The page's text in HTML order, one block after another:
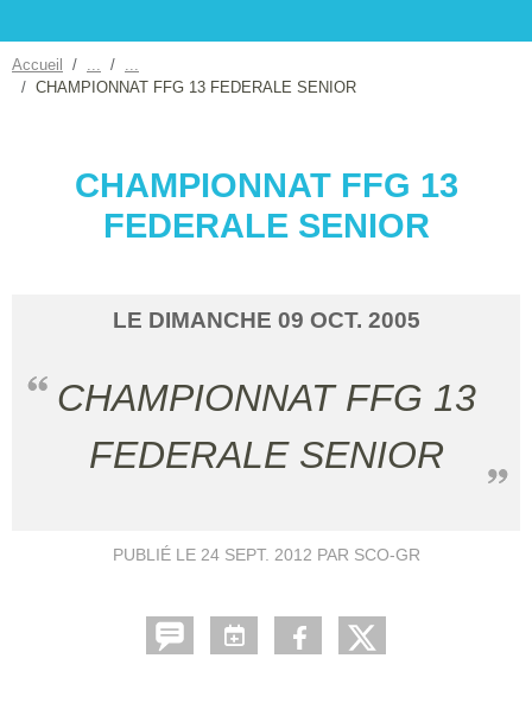
Accueil
CHAMPIONNAT FFG 13 FEDERALE SENIOR
CHAMPIONNAT FFG 13
FEDERALE SENIOR
LE DIMANCHE 09 OCT. 2005
CHAMPIONNAT FFG 13
FEDERALE SENIOR
PUBLIÉ LE 24 SEPT. 2012 PAR SCO-GR